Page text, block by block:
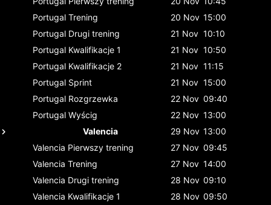
Portugal Trening 20 Nov 15:00
Portugal Drugi trening 21 Nov 10:10
Portugal Kwalifikacje 1 21 Nov 10:50
Portugal Kwalifikacje 2 21 Nov 11:15
Portugal Sprint 21 Nov 15:00
Portugal Rozgrzewka 22 Nov 09:40
Portugal Wyścig 22 Nov 13:00
Valencia
29 Nov 13:00
Valencia Pierwszy trening 27 Nov 09:45
Valencia Trening 27 Nov 14:00
Valencia Drugi trening 28 Nov 09:10
Valencia Kwalifikacje 1 28 Nov 09:50